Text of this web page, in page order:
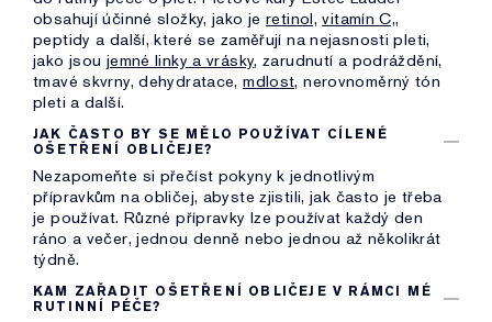
obsahují účinné složky, jako je retinol, vitamín C,,
peptidy a další, které se zaměřují na nejasnosti pleti,
jako jsou jemné linky a vrásky, zarudnutí a podráždění,
tmavé skvrny, dehydratace,mdlost, nerovnoměrný tón
pleti a další.
JAK ČASTO BY SE MĚLO POUŽÍVAT CÍLENÉ
OŠETŘENÍ OBLIČEJE?
Nezapomeňte si přečíst pokyny k jednotlivým
přípravkům na obličej, abyste zjistili, jak často je třeba
je používat. Různé přípravky lze používat každý den
ráno a večer, jednou denně nebo jednou až několikrát
týdně.
KAM ZAŘADIT OŠETŘENÍ OBLIČEJE V RÁMCI MÉ
RUTINNÍ PÉČE?